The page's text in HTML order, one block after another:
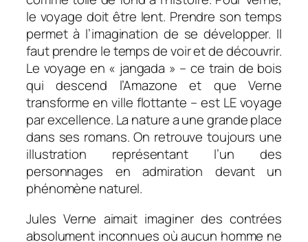
le voyage doit être lent. Prendre son temps
permet à l’imagination de se développer. Il
faut prendre le temps de voir et de découvrir.
Le voyage en « jangada » – ce train de bois
qui descend l’Amazone et que Verne
transforme en ville flottante – est LE voyage
par excellence. La nature a une grande place
dans ses romans. On retrouve toujours une
illustration représentant l’un des
personnages en admiration devant un
phénomène naturel.
Jules Verne aimait imaginer des contrées
absolument inconnues où aucun homme ne